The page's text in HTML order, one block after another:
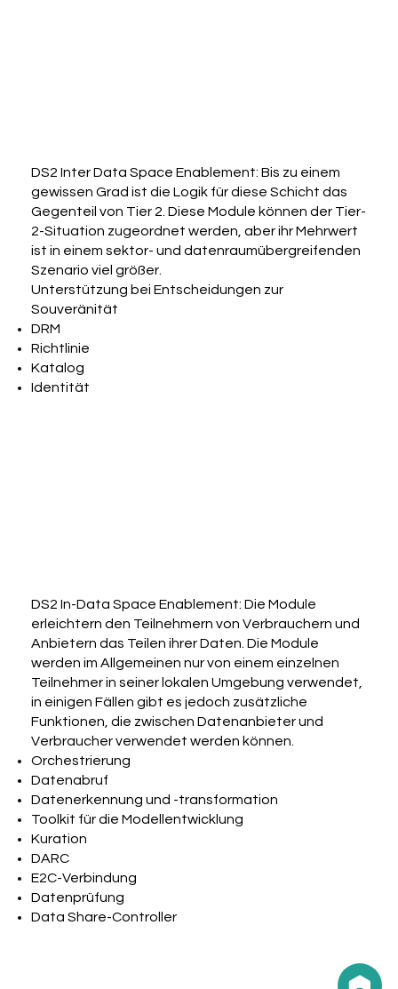
DS2 In-Data Space Enablement: Die Module
erleichtern den Teilnehmern von Verbrauchern und
Anbietern das Teilen ihrer Daten. Die Module
werden im Allgemeinen nur von einem einzelnen
Teilnehmer in seiner lokalen Umgebung verwendet,
in einigen Fällen gibt es jedoch zusätzliche
Funktionen, die zwischen Datenanbieter und
Verbraucher verwendet werden können.
Orchestrierung
Datenabruf
Datenerkennung und -transformation
Toolkit für die Modellentwicklung
Kuration
DARC
E2C-Verbindung
Datenprüfung
Data Share-Controller
DS2 Inter Data Space Enablement: Bis zu einem
gewissen Grad ist die Logik für diese Schicht das
Gegenteil von Tier 2. Diese Module können der Tier-
2-Situation zugeordnet werden, aber ihr Mehrwert
ist in einem sektor- und datenraumübergreifenden
Szenario viel größer.
Unterstützung bei Entscheidungen zur
Souveränität
DRM
Richtlinie
Katalog
Identität